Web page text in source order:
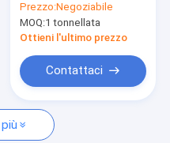
nichela 601 GH2132
253Ma per articolo
da cucina
Prezzo:Negoziabile
MOQ:1 tonnellata
Ottieni l'ultimo prezzo
Contattaci